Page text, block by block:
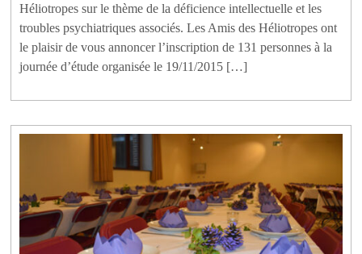
Héliotropes sur le thème de la déficience intellectuelle et les
troubles psychiatriques associés. Les Amis des Héliotropes ont
le plaisir de vous annoncer l’inscription de 131 personnes à la
journée d’étude organisée le 19/11/2015 […]